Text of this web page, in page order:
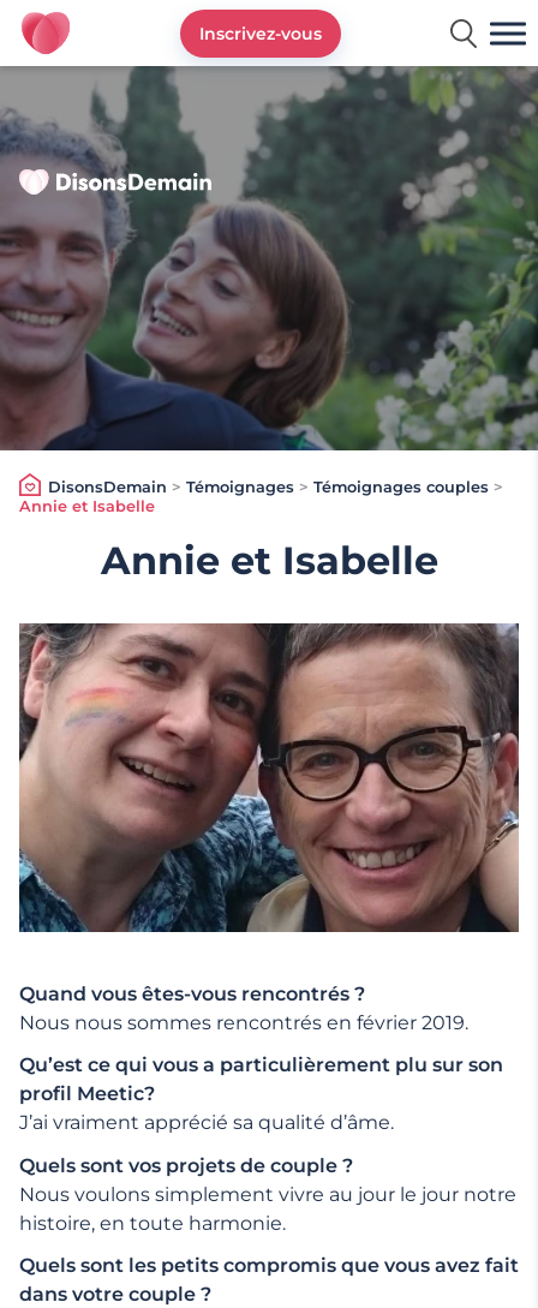
DisonsDemain.fr - Site de rencontres plus de 50 ans
Inscrivez-vous
DisonsDemain > Témoignages > Témoignages couples >
Annie et Isabelle
Annie et Isabelle
Quand vous êtes-vous rencontrés ?
Nous nous sommes rencontrés en février 2019.
Qu’est ce qui vous a particulièrement plu sur son
profil Meetic?
J’ai vraiment apprécié sa qualité d’âme.
Quels sont vos projets de couple ?
Nous voulons simplement vivre au jour le jour notre
histoire, en toute harmonie.
Quels sont les petits compromis que vous avez fait
dans votre couple ?